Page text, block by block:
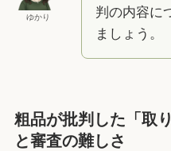
ゆかり
判の内容に
ましょう。
粗品が批判した「取
と審査の難しさ